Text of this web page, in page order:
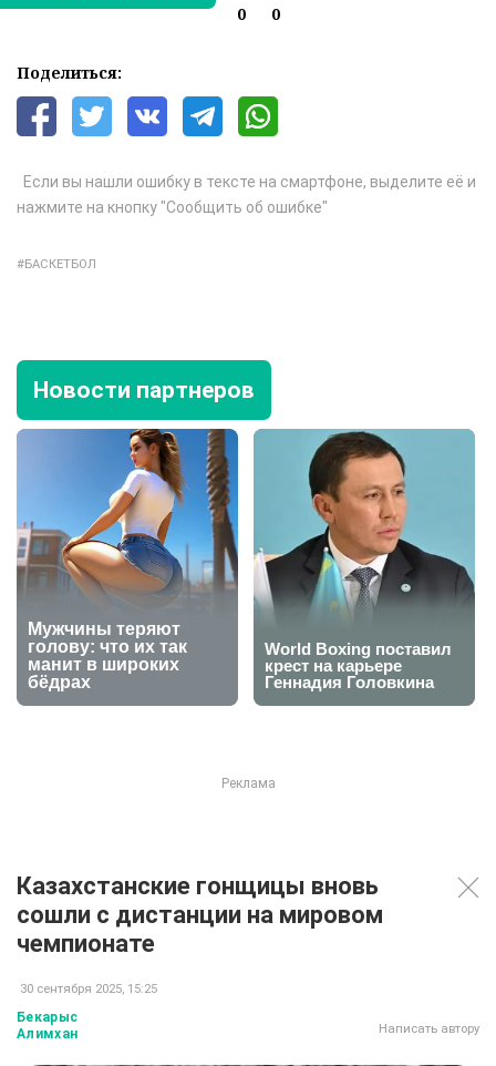
0
0
Поделиться:
Если вы нашли ошибку в тексте на смартфоне, выделите её и
нажмите на кнопку "Сообщить об ошибке"
БАСКЕТБОЛ
Новости партнеров
Казахстанские гонщицы вновь
сошли с дистанции на мировом
чемпионате
30 сентября 2025, 15:25
Бекарыс
Алимхан
Написать автору